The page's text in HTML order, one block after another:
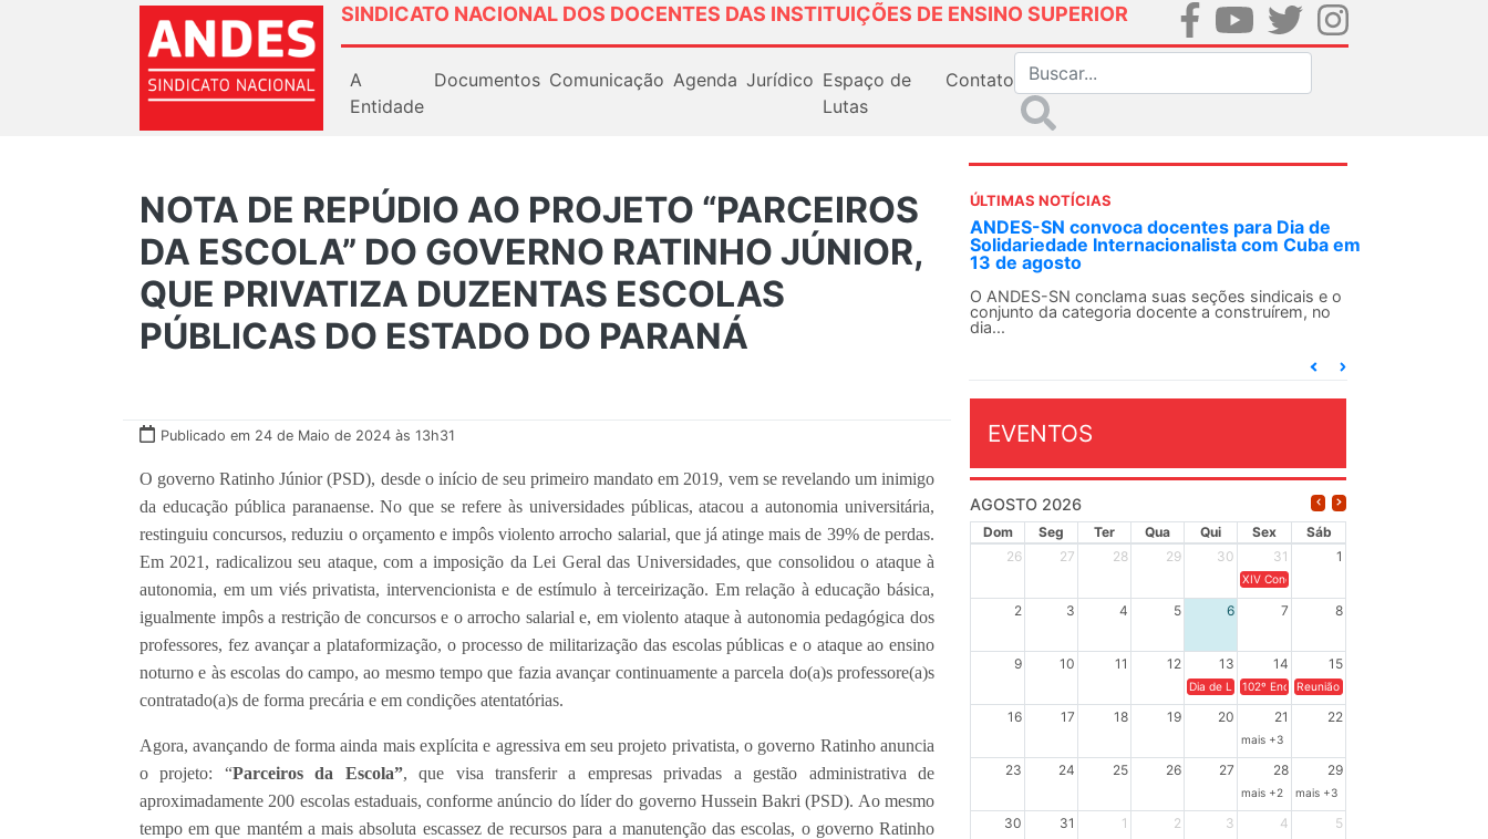
SINDICATO NACIONAL DOS DOCENTES DAS INSTITUIÇÕES DE ENSINO SUPERIOR
A
Entidade
Documentos Comunicação Agenda Jurídico Espaço de
Lutas
Contato
NOTA DE REPÚDIO AO PROJETO “PARCEIROS
DA ESCOLA” DO GOVERNO RATINHO JÚNIOR,
QUE PRIVATIZA DUZENTAS ESCOLAS
PÚBLICAS DO ESTADO DO PARANÁ
Publicado em 24 de Maio de 2024 às 13h31
O governo Ratinho Júnior (PSD), desde o início de seu primeiro mandato em 2019, vem se revelando um inimigo
da educação pública paranaense. No que se refere às universidades públicas, atacou a autonomia universitária,
restinguiu concursos, reduziu o orçamento e impôs violento arrocho salarial, que já atinge mais de 39% de perdas.
Em 2021, radicalizou seu ataque, com a imposição da Lei Geral das Universidades, que consolidou o ataque à
autonomia, em um viés privatista, intervencionista e de estímulo à terceirização. Em relação à educação básica,
igualmente impôs a restrição de concursos e o arrocho salarial e, em violento ataque à autonomia pedagógica dos
professores, fez avançar a plataformização, o processo de militarização das escolas públicas e o ataque ao ensino
noturno e às escolas do campo, ao mesmo tempo que fazia avançar continuamente a parcela do(a)s professore(a)s
contratado(a)s de forma precária e em condições atentatórias.
Agora, avançando de forma ainda mais explícita e agressiva em seu projeto privatista, o governo Ratinho anuncia
o projeto: “Parceiros da Escola”, que visa transferir a empresas privadas a gestão administrativa de
aproximadamente 200 escolas estaduais, conforme anúncio do líder do governo Hussein Bakri (PSD). Ao mesmo
tempo em que mantém a mais absoluta escassez de recursos para a manutenção das escolas, o governo Ratinho
ÚLTIMAS NOTÍCIAS
ANDES-SN convoca docentes para Dia de
Solidariedade Internacionalista com Cuba em
13 de agosto
O ANDES-SN conclama suas seções sindicais e o
conjunto da categoria docente a construírem, no
dia...
EVENTOS
AGOSTO 2026
Dom Seg Ter Qua Qui Sex
Sáb
26
27 28 29 30 31 1
XIV Congresso Brasileiro de
2 3 4 5 6 7 8
9 10 11 12 13 14 15
Dia de Luta em Defesa de Cuba e da Soberania dos
102º Encontro da Regional Leste, “Em terra
Reunião GTPE.
16 17 18 19 20 21 22
mais +3
23 24 25 26 27 28 29
mais +2 mais +3
30 31 1 2 3 4 5